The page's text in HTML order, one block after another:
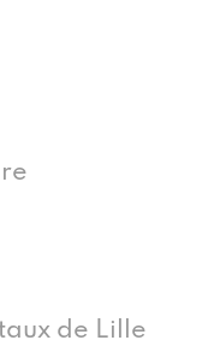
de Lille